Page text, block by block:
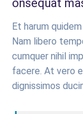
onsequat
Et harum
Nam libero
cumquer nihil
facere. At vero
dignissimos